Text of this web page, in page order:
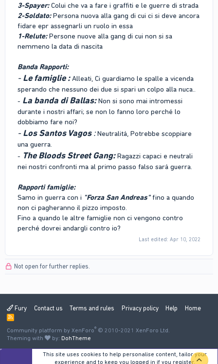
3-Spayer:Colui che va a fare i graffiti e le guerre di strada
2-Soldato:Persona nuova alla gang di cui ci si deve ancora
fidare epr assegnarli un ruolo in essa
1-Relute:Persone nuove alla gang di cui non si sa
nemmeno la data di nascita
Banda Rapporti:
-Le famiglie:Alleati, Ci guardiamo le spalle a vicenda
sperando che nessuno dei due si spari un colpo alla nuca..
- La banda diBallas:Non si sono mai intromessi
durante i nostri affari; se non lo fanno loro perché lo
dobbiamo fare noi?
-LosSantos Vagos:Neutralità, Potrebbe scoppiare
una guerra.
- The Bloods Street Gang:Ragazzi capaci e neutrali
nei nostri confronti ma al primo passo falso sarà guerra.
Rapporti famiglie:
Samo in guerra con i "Forza San Andreas"fino a quando
non ci pagheranno il pizzo imposto.
Fino a quando le altre famiglie non ci vengono contro
perché dovrei andargli contro io?
Last edited: Apr 10, 2022
Not open for further replies.
Fury Contact us Terms and rules Privacy policy Help Home
R
S
Community platform by XenForo® © 2010-2021 XenForo Ltd.
Theming with
by: DohTheme
This site uses cookies to help personalise content, tailor your
experience and to keep you logged in if you register.
TOP